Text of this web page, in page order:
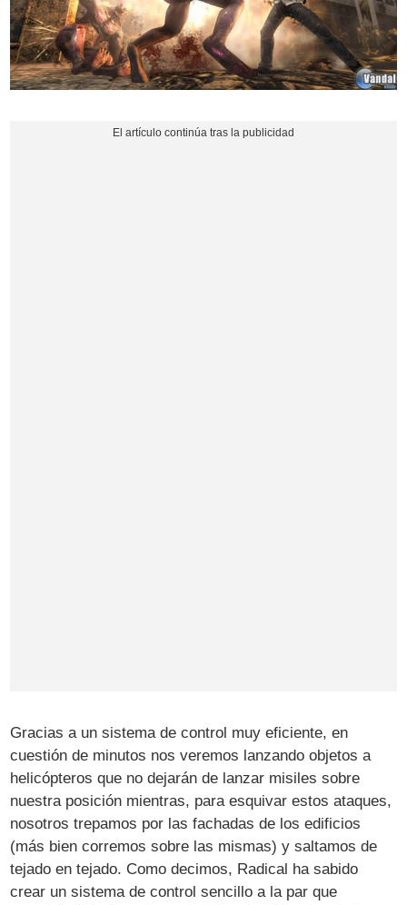
Gracias a un sistema de control muy eficiente, en
cuestión de minutos nos veremos lanzando objetos a
helicópteros que no dejarán de lanzar misiles sobre
nuestra posición mientras, para esquivar estos ataques,
nosotros trepamos por las fachadas de los edificios
(más bien corremos sobre las mismas) y saltamos de
tejado en tejado. Como decimos, Radical ha sabido
crear un sistema de control sencillo a la par que